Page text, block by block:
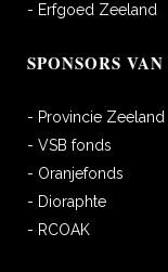
- Erfgoed Zeeland
SPONSORS
- Provincie Zeeland
- VSB fonds
- Oranjefonds
- Dioraphte
- RCOAK